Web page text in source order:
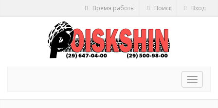
Время работы Поиск Вход
Toggle